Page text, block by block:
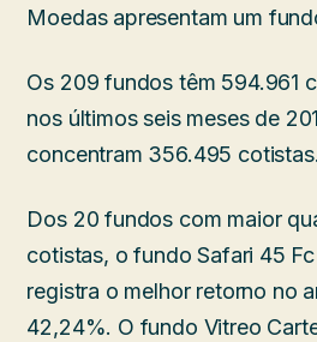
Moedas apresentam um
Os 209 fundos têm 594.961
nos últimos seis meses de
concentram 356.495 cotistas.
Dos 20 fundos com maior
cotistas, o fundo Safari 45
registra o melhor retorno no
42,24%. O fundo Vitreo